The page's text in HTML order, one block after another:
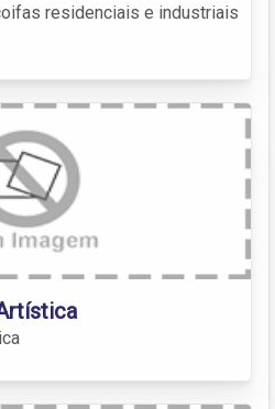
residenciais e industriais